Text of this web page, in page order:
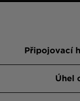
Připojovací
Úhel